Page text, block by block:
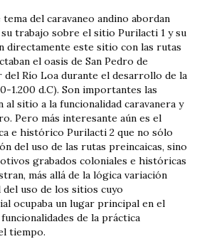
del caravaneo andino abordan
trabajo sobre el sitio Purilacti 1 y su
directamente este sitio con las rutas
el oasis de San Pedro de
del Río Loa durante el desarrollo de la
1.200 d.C). Son importantes las
al sitio a la funcionalidad caravanera y
Pero más interesante aún es el
e histórico Purilacti 2 que no sólo
del uso de las rutas preincaicas, sino
grabados coloniales e históricas
más allá de la lógica variación
del uso de los sitios cuyo
ocupaba un lugar principal en el
de la práctica
tiempo.